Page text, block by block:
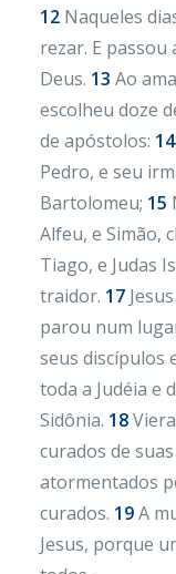
12 Naqueles
rezar. E passou
Deus. 13 Ao
escolheu doze
de apóstolos: 14
Pedro, e seu
Bartolomeu; 15
Alfeu, e Simão,
Tiago, e Judas
traidor. 17
parou num
seus discípulos
toda a Judéia e
Sidônia. 18
curados de
atormentados
curados. 19A
Jesus, porque